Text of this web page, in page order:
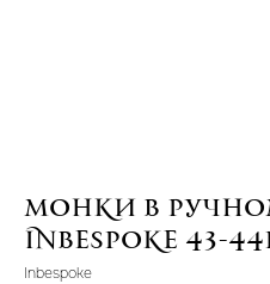
Монки в
Inbespoke 43-
Inbespoke